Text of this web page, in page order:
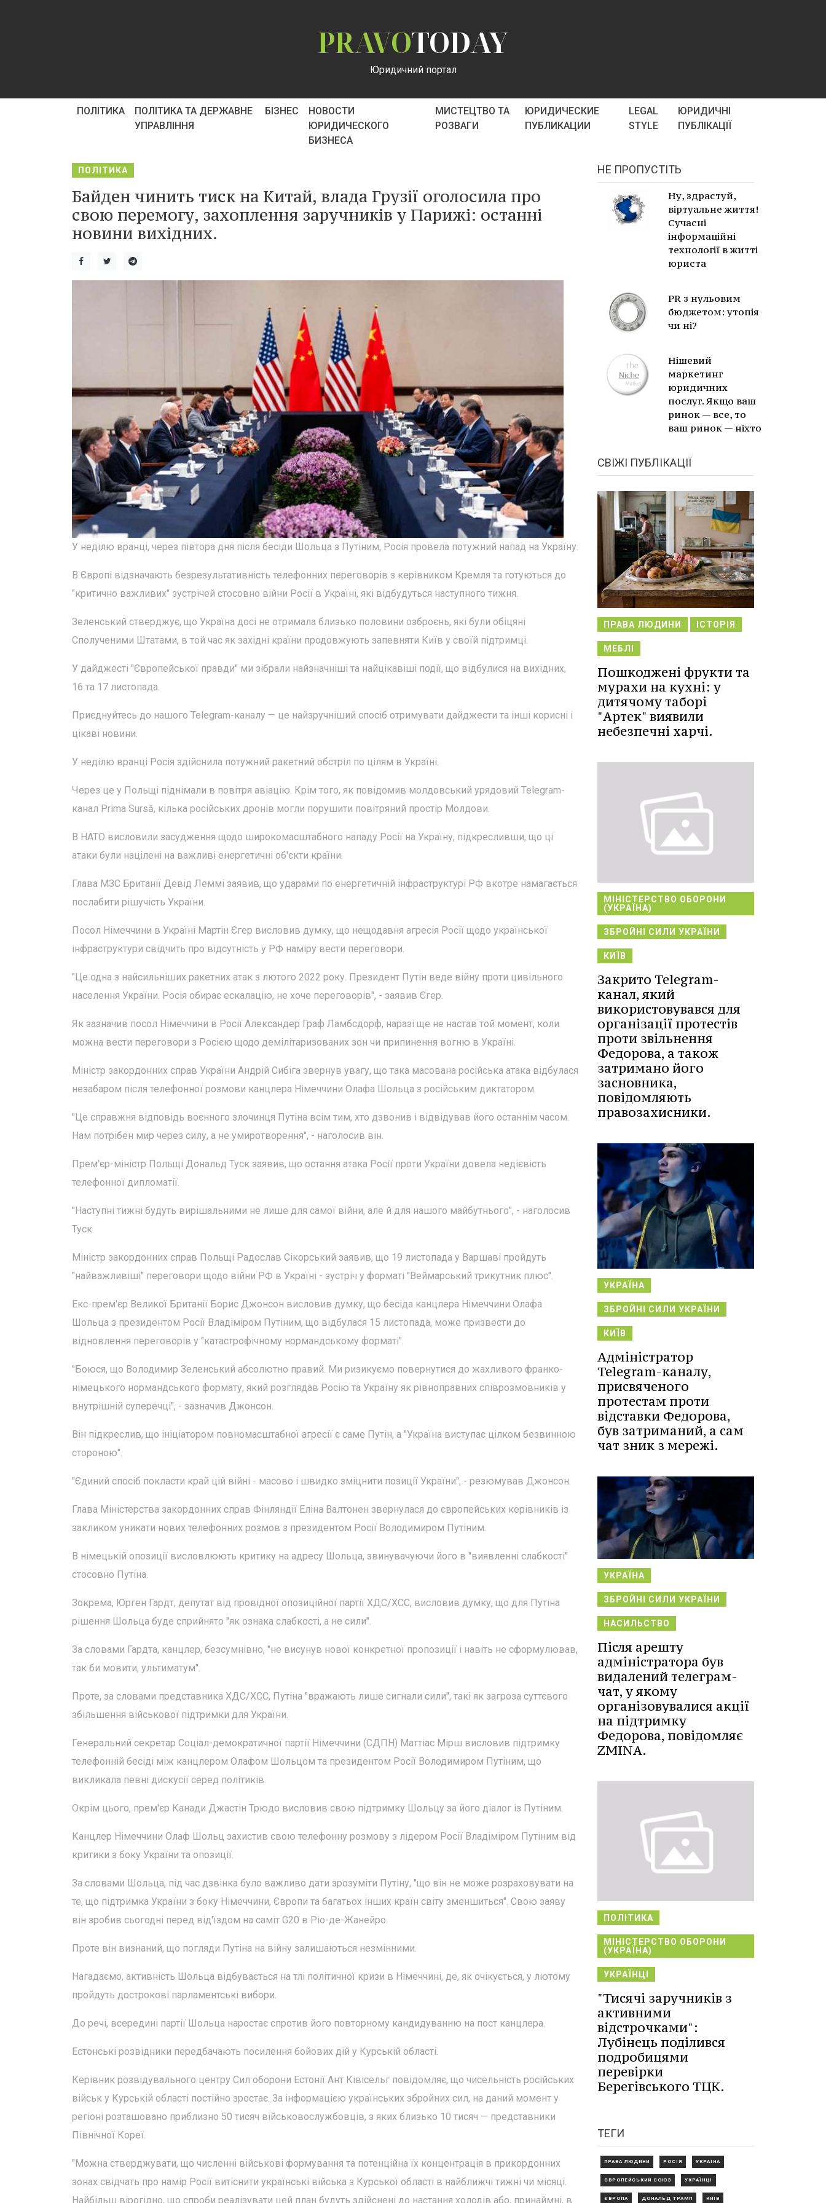
PRAVOTODAY
Юридичний портал
ПОЛІТИКА
ПОЛІТИКА ТА ДЕРЖАВНЕ
УПРАВЛІННЯ
БІЗНЕС
НОВОСТИ
ЮРИДИЧЕСКОГО
БИЗНЕСА
МИСТЕЦТВО ТА
РОЗВАГИ
ЮРИДИЧЕСКИЕ
ПУБЛИКАЦИИ
LEGAL
STYLE
ЮРИДИЧНІ
ПУБЛІКАЦІЇ
ПОЛІТИКА
Байден чинить тиск на Китай, влада Грузії оголосила про
свою перемогу, захоплення заручників у Парижі: останні
новини вихідних.
У неділю вранці, через півтора дня після бесіди Шольца з Путіним, Росія провела потужний напад на Україну.
В Європі відзначають безрезультативність телефонних переговорів з керівником Кремля та готуються до
"критично важливих" зустрічей стосовно війни Росії в Україні, які відбудуться наступного тижня.
Зеленський стверджує, що Україна досі не отримала близько половини озброєнь, які були обіцяні
Сполученими Штатами, в той час як західні країни продовжують запевняти Київ у своїй підтримці.
У дайджесті "Європейської правди" ми зібрали найзначніші та найцікавіші події, що відбулися на вихідних,
16 та 17 листопада.
Приєднуйтесь до нашого Telegram-каналу — це найзручніший спосіб отримувати дайджести та інші корисні і
цікаві новини.
У неділю вранці Росія здійснила потужний ракетний обстріл по цілям в Україні.
Через це у Польщі піднімали в повітря авіацію. Крім того, як повідомив молдовський урядовий Telegram-
канал Prima Sursă, кілька російських дронів могли порушити повітряний простір Молдови.
В НАТО висловили засудження щодо широкомасштабного нападу Росії на Україну, підкресливши, що ці
атаки були націлені на важливі енергетичні об'єкти країни.
Глава МЗС Британії Девід Леммі заявив, що ударами по енергетичній інфраструктурі РФ вкотре намагається
послабити рішучість України.
Посол Німеччини в Україні Мартін Єгер висловив думку, що нещодавня агресія Росії щодо української
інфраструктури свідчить про відсутність у РФ наміру вести переговори.
"Це одна з найсильніших ракетних атак з лютого 2022 року. Президент Путін веде війну проти цивільного
населення України. Росія обирає ескалацію, не хоче переговорів", - заявив Єгер.
Як зазначив посол Німеччини в Росії Александер Граф Ламбсдорф, наразі ще не настав той момент, коли
можна вести переговори з Росією щодо демілітаризованих зон чи припинення вогню в Україні.
Міністр закордонних справ України Андрій Сибіга звернув увагу, що така масована російська атака відбулася
незабаром після телефонної розмови канцлера Німеччини Олафа Шольца з російським диктатором.
"Це справжня відповідь воєнного злочинця Путіна всім тим, хто дзвонив і відвідував його останнім часом.
Нам потрібен мир через силу, а не умиротворення", - наголосив він.
Прем'єр-міністр Польщі Дональд Туск заявив, що остання атака Росії проти України довела недієвість
телефонної дипломатії.
"Наступні тижні будуть вирішальними не лише для самої війни, але й для нашого майбутнього", - наголосив
Туск.
Міністр закордонних справ Польщі Радослав Сікорський заявив, що 19 листопада у Варшаві пройдуть
"найважливіші" переговори щодо війни РФ в Україні - зустріч у форматі "Веймарський трикутник плюс".
Екс-прем'єр Великої Британії Борис Джонсон висловив думку, що бесіда канцлера Німеччини Олафа
Шольца з президентом Росії Владіміром Путіним, що відбулася 15 листопада, може призвести до
відновлення переговорів у "катастрофічному нормандському форматі".
"Боюся, що Володимир Зеленський абсолютно правий. Ми ризикуємо повернутися до жахливого франко-
німецького нормандського формату, який розглядав Росію та Україну як рівноправних співрозмовників у
внутрішній суперечці", - зазначив Джонсон.
Він підкреслив, що ініціатором повномасштабної агресії є саме Путін, а "Україна виступає цілком безвинною
стороною".
"Єдиний спосіб покласти край цій війні - масово і швидко зміцнити позиції України", - резюмував Джонсон.
Глава Міністерства закордонних справ Фінляндії Еліна Валтонен звернулася до європейських керівників із
закликом уникати нових телефонних розмов з президентом Росії Володимиром Путіним.
В німецькій опозиції висловлюють критику на адресу Шольца, звинувачуючи його в "виявленні слабкості"
стосовно Путіна.
Зокрема, Юрген Гардт, депутат від провідної опозиційної партії ХДС/ХСС, висловив думку, що для Путіна
рішення Шольца буде сприйнято "як ознака слабкості, а не сили".
За словами Гардта, канцлер, безсумнівно, "не висунув нової конкретної пропозиції і навіть не сформулював,
так би мовити, ультиматум".
Проте, за словами представника ХДС/ХСС, Путіна "вражають лише сигнали сили", такі як загроза суттєвого
збільшення військової підтримки для України.
Генеральний секретар Соціал-демократичної партії Німеччини (СДПН) Маттіас Мірш висловив підтримку
телефонній бесіді між канцлером Олафом Шольцом та президентом Росії Володимиром Путіним, що
викликала певні дискусії серед політиків.
Окрім цього, прем'єр Канади Джастін Трюдо висловив свою підтримку Шольцу за його діалог із Путіним.
Канцлер Німеччини Олаф Шольц захистив свою телефонну розмову з лідером Росії Владіміром Путіним від
критики з боку України та опозиції.
За словами Шольца, під час дзвінка було важливо дати зрозуміти Путіну, "що він не може розраховувати на
те, що підтримка України з боку Німеччини, Європи та багатьох інших країн світу зменшиться". Свою заяву
він зробив сьогодні перед від'їздом на саміт G20 в Ріо-де-Жанейро.
Проте він визнаний, що погляди Путіна на війну залишаються незмінними.
Нагадаємо, активність Шольца відбувається на тлі політичної кризи в Німеччині, де, як очікується, у лютому
пройдуть дострокові парламентські вибори.
До речі, всередині партії Шольца наростає спротив його повторному кандидуванню на пост канцлера.
Естонські розвідники передбачають посилення бойових дій у Курській області.
Керівник розвідувального центру Сил оборони Естонії Ант Ківісельг повідомляє, що чисельність російських
військ у Курській області постійно зростає. За інформацією українських збройних сил, на даний момент у
регіоні розташовано приблизно 50 тисяч військовослужбовців, з яких близько 10 тисяч — представники
Північної Кореї.
"Можна стверджувати, що численні військові формування та потенційна їх концентрація в прикордонних
зонах свідчать про намір Росії витіснити українські війська з Курської області в найближчі тижні чи місяці.
Найбільш вірогідно, що спроби реалізувати цей план будуть здійснені до настання холодів або, принаймні, в
НЕ ПРОПУСТІТЬ
Ну, здрастуй,
віртуальне життя!
Сучасні
інформаційні
технології в житті
юриста
PR з нульовим
бюджетом: утопія
чи ні?
Нішевий
маркетинг
юридичних
послуг. Якщо ваш
ринок — все, то
ваш ринок — ніхто
СВІЖІ ПУБЛІКАЦІЇ
ПРАВА ЛЮДИНИ ІСТОРІЯ
МЕБЛІ
Пошкоджені фрукти та
мурахи на кухні: у
дитячому таборі
"Артек" виявили
небезпечні харчі.
МІНІСТЕРСТВО ОБОРОНИ
(УКРАЇНА)
ЗБРОЙНІ СИЛИ УКРАЇНИ
КИЇВ
Закрито Telegram-
канал, який
використовувався для
організації протестів
проти звільнення
Федорова, а також
затримано його
засновника,
повідомляють
правозахисники.
УКРАЇНА
ЗБРОЙНІ СИЛИ УКРАЇНИ
КИЇВ
Адміністратор
Telegram-каналу,
присвяченого
протестам проти
відставки Федорова,
був затриманий, а сам
чат зник з мережі.
УКРАЇНА
ЗБРОЙНІ СИЛИ УКРАЇНИ
НАСИЛЬСТВО
Після арешту
адміністратора був
видалений телеграм-
чат, у якому
організовувалися акції
на підтримку
Федорова, повідомляє
ZMINA.
ПОЛІТИКА
МІНІСТЕРСТВО ОБОРОНИ
(УКРАЇНА)
УКРАЇНЦІ
"Тисячі заручників з
активними
відстрочками":
Лубінець поділився
подробицями
перевірки
Берегівського ТЦК.
ТЕГИ
ПРАВА ЛЮДИНИ РОСІЯ УКРАЇНА
ЄВРОПЕЙСЬКИЙ СОЮЗ УКРАЇНЦІ
ЄВРОПА ДОНАЛЬД ТРАМП КИЇВ